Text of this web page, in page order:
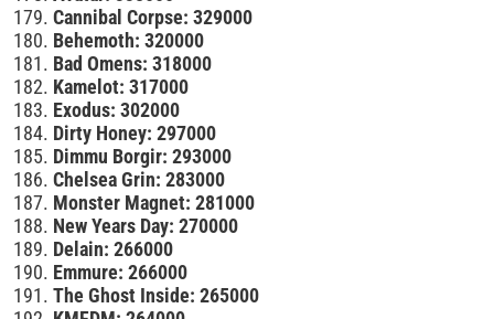
Cannibal Corpse: 329000
Behemoth: 320000
Bad Omens: 318000
Kamelot: 317000
Exodus: 302000
Dirty Honey: 297000
Dimmu Borgir: 293000
Chelsea Grin: 283000
Monster Magnet: 281000
New Years Day: 270000
Delain: 266000
Emmure: 266000
The Ghost Inside: 265000